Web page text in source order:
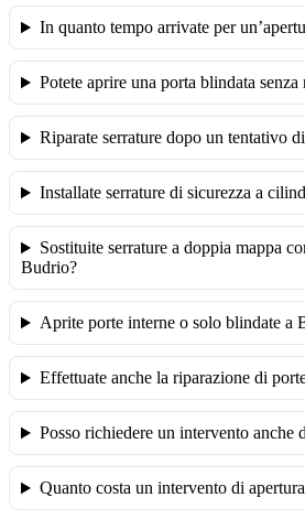
In quanto tempo arrivate per
Potete aprire una porta blindata
Riparate serrature dopo un tentativo
Installate serrature di sicurezza a
Sostituite serrature a doppia mappa
Budrio?
Aprite porte interne o solo blindate a
Effettuate anche la riparazione di
Posso richiedere un intervento anche
Quanto costa un intervento di